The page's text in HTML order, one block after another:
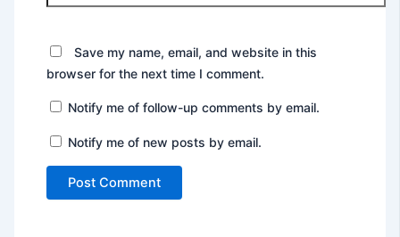
Save my name, email, and website in this
browser for the next time I comment.
Notify me of follow-up comments by email.
Notify me of new posts by email.